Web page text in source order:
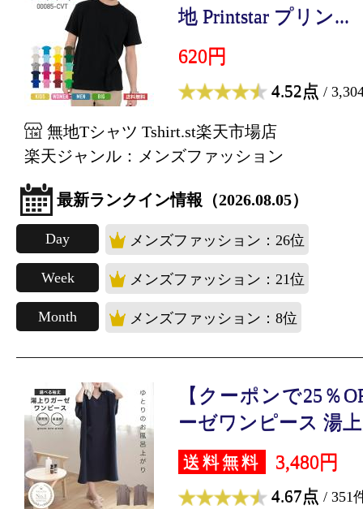
地 Printstar プリン...
620円
4.52点 /
無地Tシャツ Tshirt.st楽天市場店
楽天ジャンル：メンズファッション
最新ランクイン情報（2026.08.05）
Day メンズファッション：26位
Week メンズファッション：21位
Month メンズファッション：8位
【クーポンで25％
ーゼワンピース 湯
送料無料 3,480円
4.67点 / 351